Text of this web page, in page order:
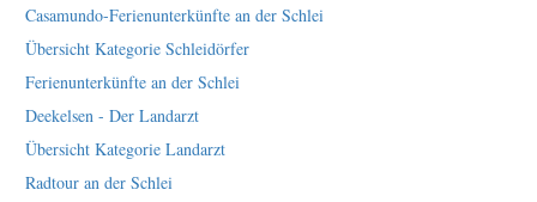
Casamundo-Ferienunterkünfte an der Schlei
Übersicht Kategorie Schleidörfer
Ferienunterkünfte an der Schlei
Deekelsen - Der Landarzt
Übersicht Kategorie Landarzt
Radtour an der Schlei